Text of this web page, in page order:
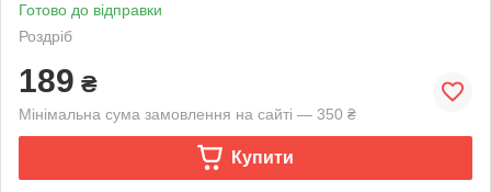
Готово до відправки
Роздріб
189 ₴
Мінімальна сума замовлення на сайті — 350 ₴
Купити